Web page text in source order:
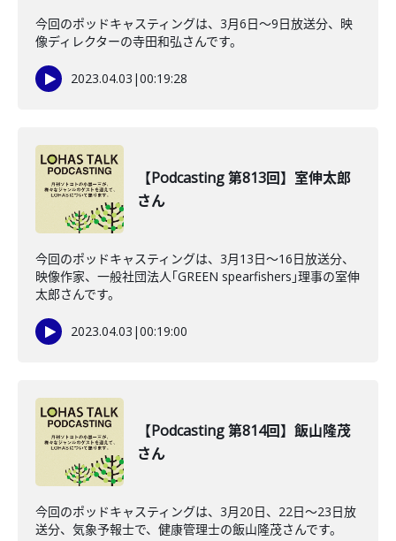
今回のポッドキャスティングは、3月6日〜9日放送分、映
像ディレクターの寺田和弘さんです。
2023.04.03 |00:19:28
【Podcasting 第813回】室伸太郎
さん
今回のポッドキャスティングは、3月13日〜16日放送分、
映像作家、一般社団法人｢GREEN spearfishers｣理事の室伸
太郎さんです。
2023.04.03 |00:19:00
【Podcasting 第814回】飯山隆茂
さん
今回のポッドキャスティングは、3月20日、22日〜23日放
送分、気象予報士で、健康管理士の飯山隆茂さんです。